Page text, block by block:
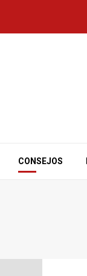
CONSEJOS